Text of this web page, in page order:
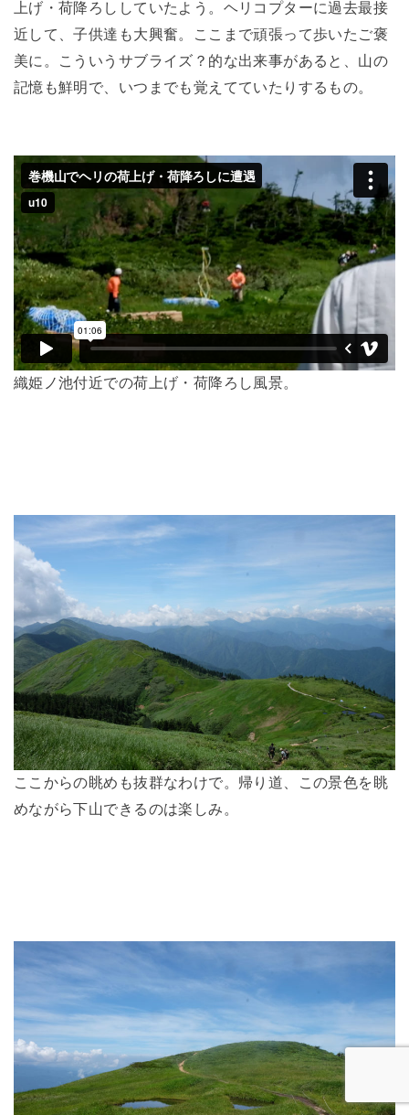
上げ・荷降ろししていたよう。ヘリコプターに過去最接
近して、子供達も大興奮。ここまで頑張って歩いたご褒
美に。こういうサブライズ？的な出来事があると、山の
記憶も鮮明で、いつまでも覚えてていたりするもの。
織姫ノ池付近での荷上げ・荷降ろし風景。
ここからの眺めも抜群なわけで。帰り道、この景色を眺
めながら下山できるのは楽しみ。